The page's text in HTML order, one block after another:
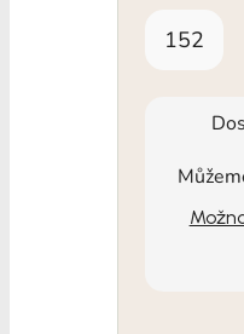
152